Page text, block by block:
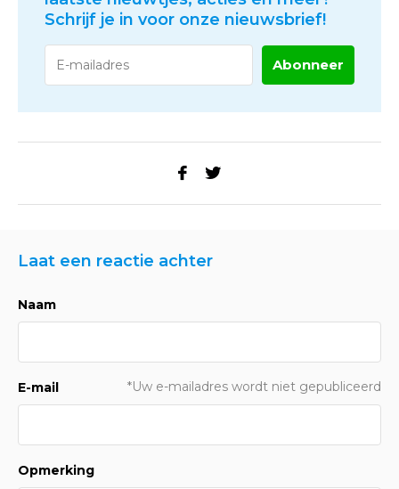
Schrijf je in voor onze nieuwsbrief!
Abonneer
Laat een reactie achter
Naam
E-mail *Uw e-mailadres wordt niet gepubliceerd
Opmerking